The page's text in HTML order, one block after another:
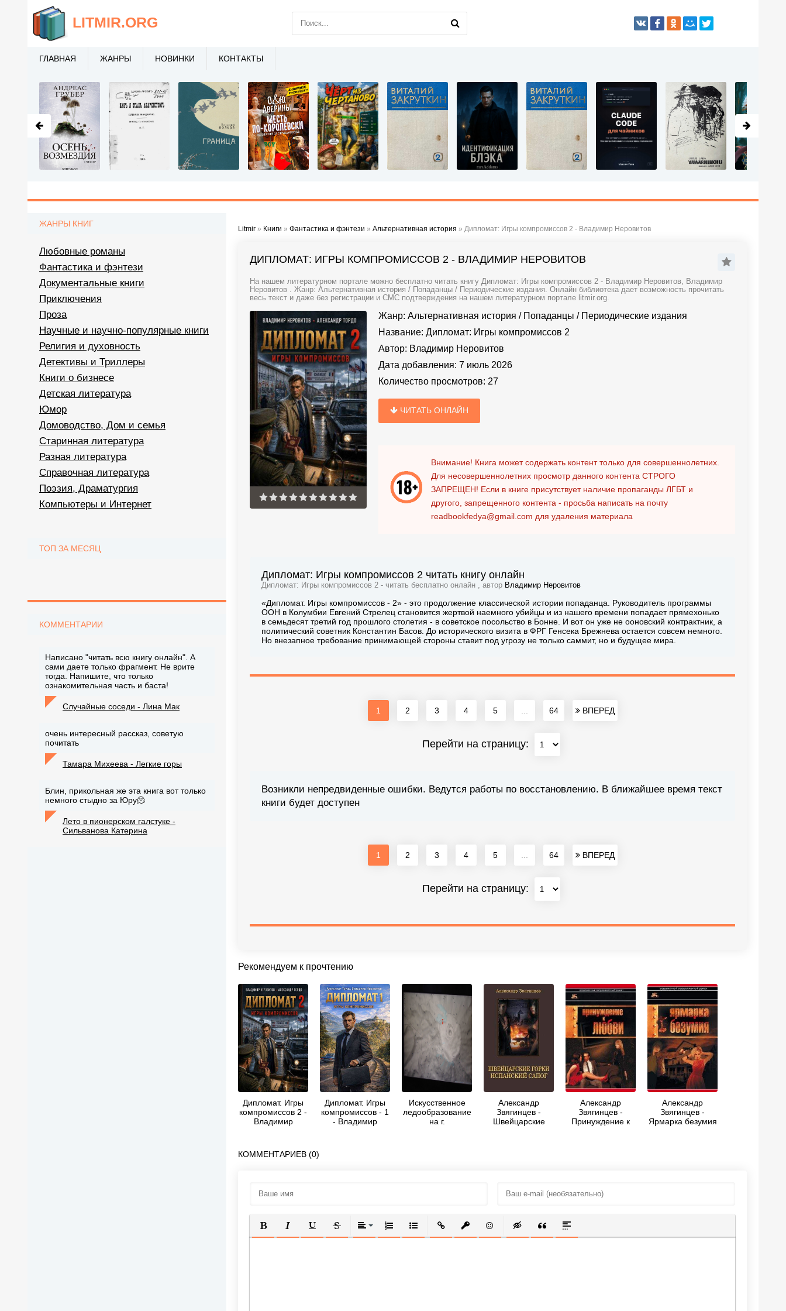
Litmir » Книги » Фантастика и фэнтези » Альтернативная история » Дипломат: Игры компромиссов 2 - Владимир Неровитов
ДИПЛОМАТ: ИГРЫ КОМПРОМИССОВ 2 - ВЛАДИМИР НЕРОВИТОВ
На нашем литературном портале можно бесплатно читать книгу Дипломат: Игры компромиссов 2 - Владимир Неровитов, Владимир
Неровитов . Жанр: Альтернативная история / Попаданцы / Периодические издания. Онлайн библиотека дает возможность прочитать
весь текст и даже без регистрации и СМС подтверждения на нашем литературном портале litmir.org.
Жанр: Альтернативная история / Попаданцы / Периодические издания
Название: Дипломат: Игры компромиссов 2
Автор: Владимир Неровитов
Дата добавления: 7 июль 2026
Количество просмотров: 27
ЧИТАТЬ ОНЛАЙН
Внимание! Книга может содержать контент только для совершеннолетних.
Для несовершеннолетних просмотр данного контента СТРОГО
ЗАПРЕЩЕН! Если в книге присутствует наличие пропаганды ЛГБТ и
другого, запрещенного контента - просьба написать на почту
readbookfedya@gmail.com для удаления материала
Дипломат: Игры компромиссов 2 читать книгу онлайн
Дипломат: Игры компромиссов 2 - читать бесплатно онлайн , автор Владимир Неровитов
«Дипломат. Игры компромиссов - 2» - это продолжение классической истории попаданца. Руководитель программы
ООН в Колумбии Евгений Стрелец становится жертвой наемного убийцы и из нашего времени попадает прямехонько
в семьдесят третий год прошлого столетия - в советское посольство в Бонне. И вот он уже не ооновский контрактник, а
политический советник Константин Басов. До исторического визита в ФРГ Генсека Брежнева остается совсем немного.
Но внезапное требование принимающей стороны ставит под угрозу не только саммит, но и будущее мира.
1 2 3 4 5 64 ВПЕРЕД
Перейти на страницу:
Возникли непредвиденные ошибки. Ведутся работы по восстановлению. В ближайшее время текст
книги будет доступен
1 2 3 4 5 64 ВПЕРЕД
Перейти на страницу:
Рекомендуем к прочтению
Дипломат. Игры
компромиссов 2 -
Владимир
Дипломат. Игры
компромиссов - 1
- Владимир
Искусственное
ледообразование
на г.
Александр
Звягинцев -
Швейцарские
Александр
Звягинцев -
Принуждение к
Александр
Звягинцев -
Ярмарка безумия
КОММЕНТАРИЕВ (0)
ПОЛУЖИРНЫЙ
КУРСИВПОДЧЕРКНУТЫЙ
ЗАЧЕРКНУТЫЙВЫРАВНИВАНИЕ
НУМЕРОВАННЫЙ СПИСОК
МАРКИРОВАННЫЙ СПИСОК
ВСТАВИТЬ ССЫЛКУ
ВСТАВИТЬ ЗАЩИЩЕННУЮ ССЫЛКУ
ВСТАВИТЬ СМАЙЛИК
ВСТАВКА СКРЫТОГО ТЕКСТА
ВСТАВКА ЦИТАТЫ
ВСТАВКА СПОЙЛЕРА
ЖАНРЫ КНИГ
Любовные романы
Фантастика и фэнтези
Документальные книги
Приключения
Проза
Научные и научно-популярные книги
Религия и духовность
Детективы и Триллеры
Книги о бизнесе
Детская литература
Юмор
Домоводство, Дом и семья
Старинная литература
Разная литература
Справочная литература
Поэзия, Драматургия
Компьютеры и Интернет
ТОП ЗА МЕСЯЦ
КОММЕНТАРИИ
Написано "читать всю книгу онлайн". А
сами даете только фрагмент. Не врите
тогда. Напишите, что только
ознакомительная часть и баста!
Случайные соседи - Лина Мак
очень интересный рассказ, советую
почитать
Тамара Михеева - Легкие горы
Блин, прикольная же эта книга вот только
немного стыдно за Юру🫠
Лето в пионерском галстуке -
Сильванова Катерина
LITMIR.ORG
ГЛАВНАЯ ЖАНРЫ НОВИНКИ КОНТАКТЫ